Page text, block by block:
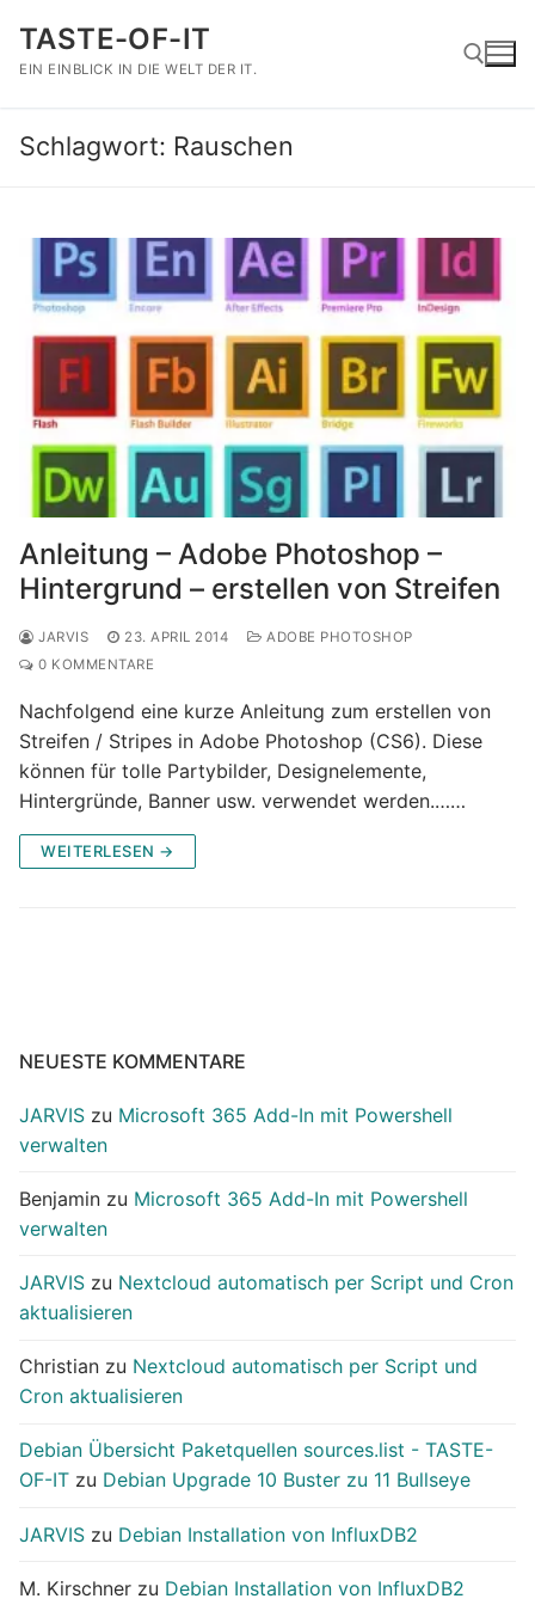
Inhalt
springen
TASTE-OF-IT
EIN EINBLICK IN DIE WELT DER IT.
Suchen nach:
Schlagwort: Rauschen
Anleitung – Adobe Photoshop –
Hintergrund – erstellen von Streifen
JARVIS 23. APRIL 2014
ADOBE PHOTOSHOP
0 KOMMENTARE
Nachfolgend eine kurze Anleitung zum erstellen von
Streifen / Stripes in Adobe Photoshop (CS6). Diese
können für tolle Partybilder, Designelemente,
Hintergründe, Banner usw. verwendet werden.……
WEITERLESEN →
NEUESTE KOMMENTARE
JARVIS zu Microsoft 365 Add-In mit Powershell
verwalten
Benjamin zu Microsoft 365 Add-In mit Powershell
verwalten
JARVIS zu Nextcloud automatisch per Script und Cron
aktualisieren
Christian zu Nextcloud automatisch per Script und
Cron aktualisieren
Debian Übersicht Paketquellen sources.list - TASTE-
OF-IT zu Debian Upgrade 10 Buster zu 11 Bullseye
JARVIS zu Debian Installation von InfluxDB2
M. Kirschner zu Debian Installation von InfluxDB2